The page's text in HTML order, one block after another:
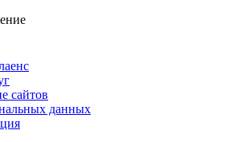
сайтов
данных